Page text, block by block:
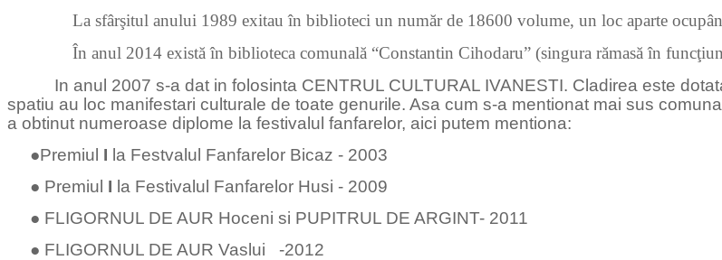
La sfârşitul anului 1989 exitau în biblioteci un număr de 18600 volume, un loc aparte
În anul 2014 există în biblioteca comunală “Constantin Cihodaru” (singura rămasă în
In anul 2007 s-a dat in folosinta CENTRUL CULTURAL IVANESTI. Cladirea este
spatiu au loc manifestari culturale de toate genurile. Asa cum s-a mentionat mai sus
a obtinut numeroase diplome la festivalul fanfarelor, aici putem mentiona:
●Premiul I la Festvalul Fanfarelor Bicaz - 2003
● Premiul I la Festivalul Fanfarelor Husi - 2009
● FLIGORNUL DE AUR Hoceni si PUPITRUL DE ARGINT- 2011
● FLIGORNUL DE AUR Vaslui -2012